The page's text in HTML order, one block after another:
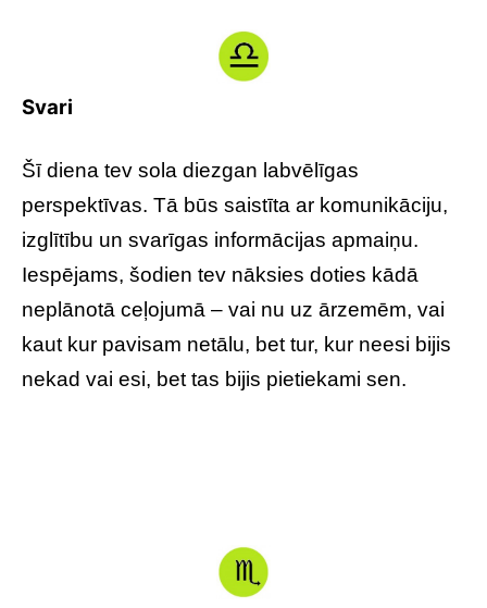
Svari
Šī diena tev sola diezgan labvēlīgas
perspektīvas. Tā būs saistīta ar komunikāciju,
izglītību un svarīgas informācijas apmaiņu.
Iespējams, šodien tev nāksies doties kādā
neplānotā ceļojumā – vai nu uz ārzemēm, vai
kaut kur pavisam netālu, bet tur, kur neesi bijis
nekad vai esi, bet tas bijis pietiekami sen.